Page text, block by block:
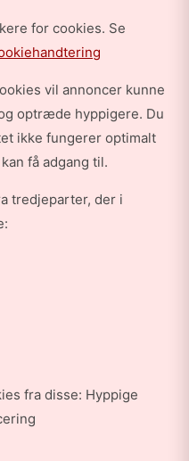
for cookies. Se
vil annoncer kunne
optræde hyppigere. Du
ikke fungerer optimalt
få adgang til.
tredjeparter, der i
fra disse: Hyppige